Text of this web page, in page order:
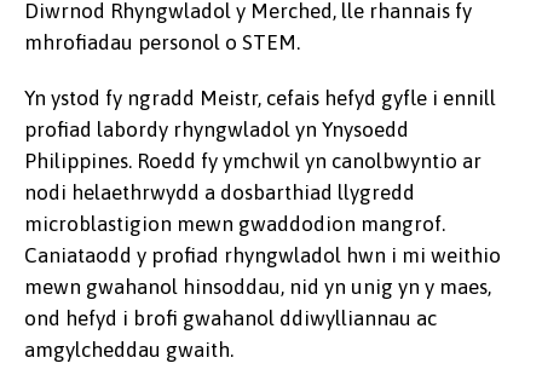
Diwrnod Rhyngwladol y Merched, lle rhannais fy
mhrofiadau personol o STEM.
Yn ystod fy ngradd Meistr, cefais hefyd gyfle i ennill
profiad labordy rhyngwladol yn Ynysoedd
Philippines. Roedd fy ymchwil yn canolbwyntio ar
nodi helaethrwydd a dosbarthiad llygredd
microblastigion mewn gwaddodion mangrof.
Caniataodd y profiad rhyngwladol hwn i mi weithio
mewn gwahanol hinsoddau, nid yn unig yn y maes,
ond hefyd i brofi gwahanol ddiwylliannau ac
amgylcheddau gwaith.